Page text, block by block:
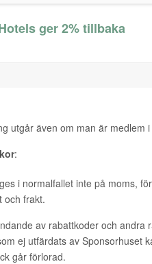
ger 2% tillbaka
utgår även om man är medlem
:
i normalfallet inte på moms,
och frakt.
av rabattkoder och andra
ej utfärdats av Sponsorhuset
går förlorad.